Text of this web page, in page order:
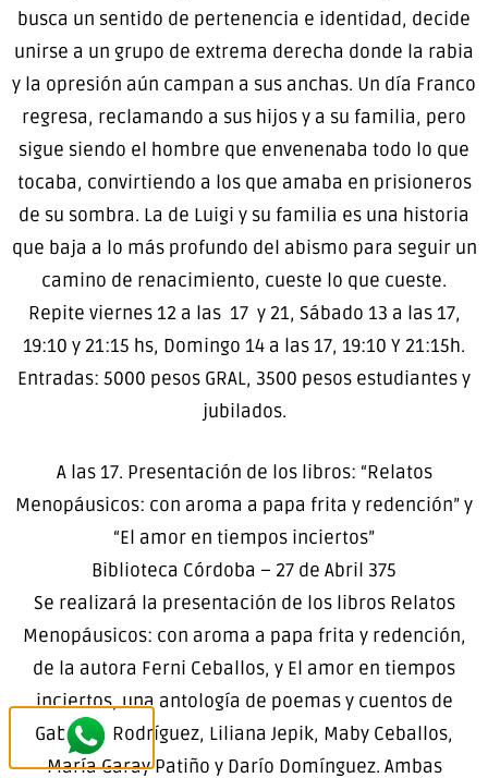
busca un sentido de pertenencia e identidad, decide
unirse a un grupo de extrema derecha donde la rabia
y la opresión aún campan a sus anchas. Un día Franco
regresa, reclamando a sus hijos y a su familia, pero
sigue siendo el hombre que envenenaba todo lo que
tocaba, convirtiendo a los que amaba en prisioneros
de su sombra. La de Luigi y su familia es una historia
que baja a lo más profundo del abismo para seguir un
camino de renacimiento, cueste lo que cueste.
Repite viernes 12 a las 17 y 21, Sábado 13 a las 17,
19:10 y 21:15 hs, Domingo 14 a las 17, 19:10 Y 21:15h.
Entradas: 5000 pesos GRAL, 3500 pesos estudiantes y
jubilados.
A las 17. Presentación de los libros: “Relatos
Menopáusicos: con aroma a papa frita y redención” y
“El amor en tiempos inciertos”
Biblioteca Córdoba – 27 de Abril 375
Se realizará la presentación de los libros Relatos
Menopáusicos: con aroma a papa frita y redención,
de la autora Ferni Ceballos, y El amor en tiempos
inciertos, una antología de poemas y cuentos de
Gabriela Rodríguez, Liliana Jepik, Maby Ceballos,
María Garay Patiño y Darío Domínguez. Ambas